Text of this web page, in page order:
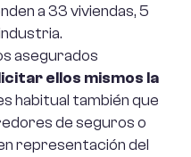
a 33 viviendas, 5
asegurados
ellos mismos la
habitual también que
de seguros o
representación del